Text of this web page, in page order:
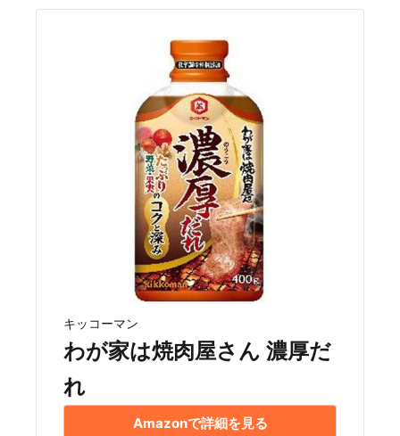
キッコーマン
わが家は焼肉屋さん 濃厚だ
れ
Amazonで詳細を見る